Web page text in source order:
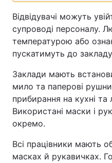
Відвідувачі можуть
супроводі персоналу.
температурою або
пускатимуть до
Заклади мають
мило та паперові
прибирання на кухні
Використані маски і
окремо.
Всі працівники мають
масках й рукавичках.